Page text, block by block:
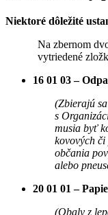
Niektoré dôležité
Na zbernom
vytriedené
16 01 03 –
(Zbierajú
s
musia byť
kovových či
občania
alebo
20 01 01 –
(Obaly z